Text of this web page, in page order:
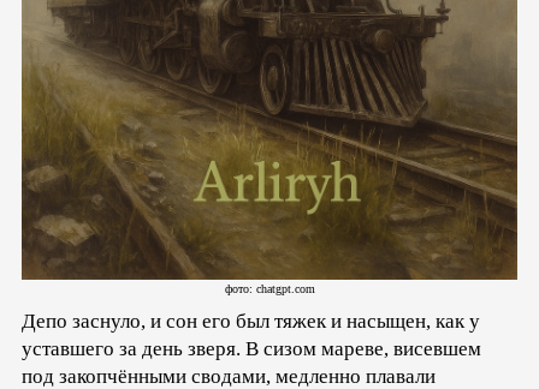
фото: chatgpt.com
Депо заснуло, и сон его был тяжек и насыщен, как у
уставшего за день зверя. В сизом мареве, висевшем
под закопчёнными сводами, медленно плавали